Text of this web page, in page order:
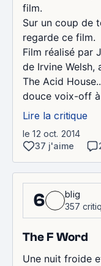
film.
Sur un coup de
regarde ce film.
Film réalisé par
de Irvine Welsh,
The Acid
douce voix-off
Lire la critique
le 12 oct. 2014
37 j'aime
6
blig
357
The F Word
Une nuit froide